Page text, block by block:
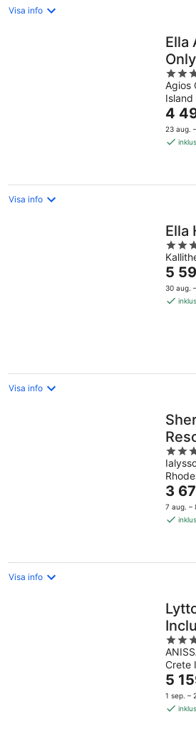
Visa info
Ella
Only
5
out
of
5
Agios
Island
Priset
är
4
4
23 aug.
Visa info
Ella
5
out
of
5
Priset
är
5
5
30 aug.
Visa info
5
out
of
5
Priset
är
3
3
7 aug. –
Visa info
5
out
of
5
Crete
Priset
är
5
5
1 sep. –